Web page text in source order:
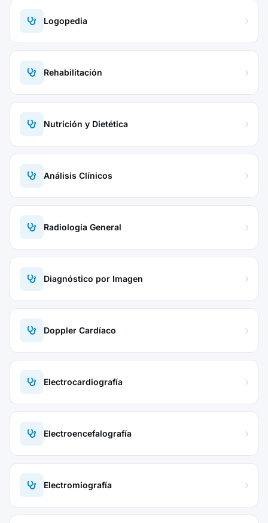
Logopedia
Rehabilitación
Nutrición y Dietética
Análisis Clínicos
Radiología General
Diagnóstico por Imagen
Doppler Cardíaco
Electrocardiografía
Electroencefalografía
Electromiografía